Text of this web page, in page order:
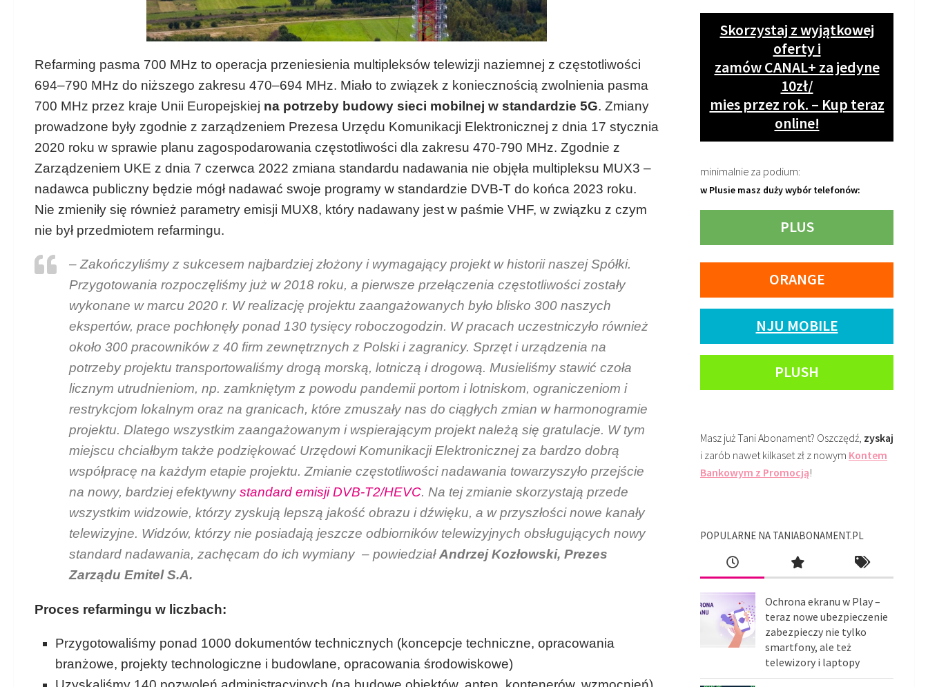
Refarming pasma 700 MHz to operacja przeniesienia multipleksów telewizji naziemnej z częstotliwości
694–790 MHz do niższego zakresu 470–694 MHz. Miało to związek z koniecznością zwolnienia pasma
700 MHz przez kraje Unii Europejskiej na potrzeby budowy sieci mobilnej w standardzie 5G. Zmiany
prowadzone były zgodnie z zarządzeniem Prezesa Urzędu Komunikacji Elektronicznej z dnia 17 stycznia
2020 roku w sprawie planu zagospodarowania częstotliwości dla zakresu 470-790 MHz. Zgodnie z
Zarządzeniem UKE z dnia 7 czerwca 2022 zmiana standardu nadawania nie objęła multipleksu MUX3 –
nadawca publiczny będzie mógł nadawać swoje programy w standardzie DVB-T do końca 2023 roku.
Nie zmieniły się również parametry emisji MUX8, który nadawany jest w paśmie VHF, w związku z czym
nie był przedmiotem refarmingu.
–Zakończyliśmy z sukcesem najbardziej złożony i wymagający projekt w historii naszej Spółki.
Przygotowania rozpoczęliśmy już w 2018 roku, a pierwsze przełączenia częstotliwości zostały
wykonane w marcu 2020 r. W realizację projektu zaangażowanych było blisko 300 naszych
ekspertów, prace pochłonęły ponad 130 tysięcy roboczogodzin. W pracach uczestniczyło również
około 300 pracowników z 40 firm zewnętrznych z Polski i zagranicy. Sprzęt i urządzenia na
potrzeby projektu transportowaliśmy drogą morską, lotniczą i drogową. Musieliśmy stawić czoła
licznym utrudnieniom, np. zamkniętym z powodu pandemii portom i lotniskom, ograniczeniom i
restrykcjom lokalnym oraz na granicach, które zmuszały nas do ciągłych zmian w harmonogramie
projektu. Dlatego wszystkim zaangażowanym i wspierającym projekt należą się gratulacje. W tym
miejscu chciałbym także podziękować Urzędowi Komunikacji Elektronicznej za bardzo dobrą
współpracę na każdym etapie projektu. Zmianie częstotliwości nadawania towarzyszyło przejście
na nowy, bardziej efektywnystandard emisji DVB-T2/HEVC. Na tej zmianie skorzystają przede
wszystkim widzowie, którzy zyskują lepszą jakość obrazu i dźwięku, a w przyszłości nowe kanały
telewizyjne. Widzów, którzy nie posiadają jeszcze odbiorników telewizyjnych obsługujących nowy
standard nadawania, zachęcam do ich wymiany – powiedziałAndrzej Kozłowski, Prezes
Zarządu Emitel S.A.
Proces refarmingu w liczbach:
Przygotowaliśmy ponad 1000 dokumentów technicznych (koncepcje techniczne, opracowania
branżowe, projekty technologiczne i budowlane, opracowania środowiskowe)
Skorzystaj z wyjątkowej
oferty i
zamów CANAL+ za jedyne
10zł/
mies przez rok. – Kup teraz
online!
minimalnie za podium:
w Plusie masz duży wybór telefonów:
PLUS
ORANGE
NJU MOBILE
PLUSH
Masz już Tani Abonament? Oszczędź, zyskaj
i zarób nawet kilkaset zł z nowym Kontem
Bankowym z Promocją!
POPULARNE NA TANIABONAMENT.PL
Ochrona ekranu w Play –
teraz nowe ubezpieczenie
zabezpieczy nie tylko
smartfony, ale też
telewizory i laptopy